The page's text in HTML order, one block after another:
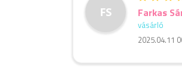
FS Farkas
vásárló
2025.04.11